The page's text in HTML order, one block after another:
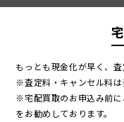
もっとも現金化が早く、
※査定料・キャンセル料は
※宅配買取のお申込み前に
をお勧めしております。